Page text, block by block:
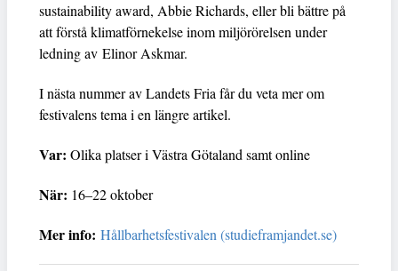
sustainability award, Abbie Richards, eller bli bättre på
att förstå klimatförnekelse inom miljörörelsen under
ledning av Elinor Askmar.
I nästa nummer av Landets Fria får du veta mer om
festivalens tema i en längre artikel.
Var: Olika platser i Västra Götaland samt online
När: 16–22 oktober
Mer info: Hållbarhetsfestivalen (studieframjandet.se)